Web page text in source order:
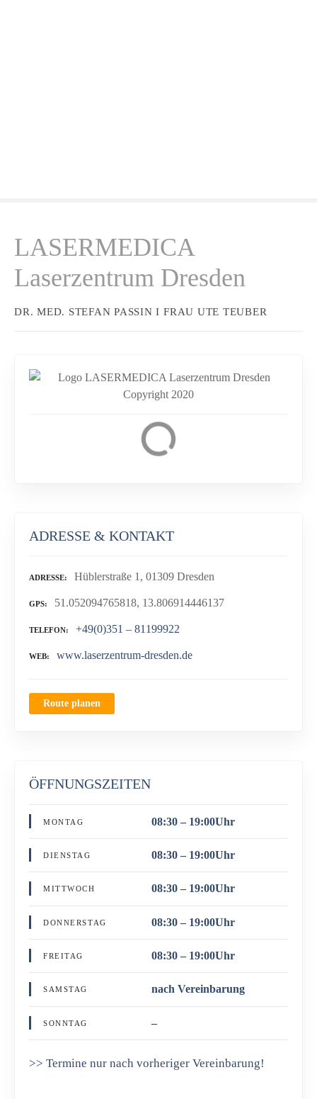
LASERMEDICA
Laserzentrum Dresden
DR. MED. STEFAN PASSIN I FRAU UTE TEUBER
ADRESSE & KONTAKT
ADRESSE Hüblerstraße 1, 01309 Dresden
GPS 51.052094765818, 13.806914446137
TELEFON +49(0)351 – 81199922
WEB www.laserzentrum-dresden.de
Route planen
ÖFFNUNGSZEITEN
MONTAG 08:30 – 19:00Uhr
DIENSTAG 08:30 – 19:00Uhr
MITTWOCH 08:30 – 19:00Uhr
DONNERSTAG 08:30 – 19:00Uhr
FREITAG 08:30 – 19:00Uhr
SAMSTAG nach Vereinbarung
SONNTAG –
>> Termine nur nach vorheriger Vereinbarung!